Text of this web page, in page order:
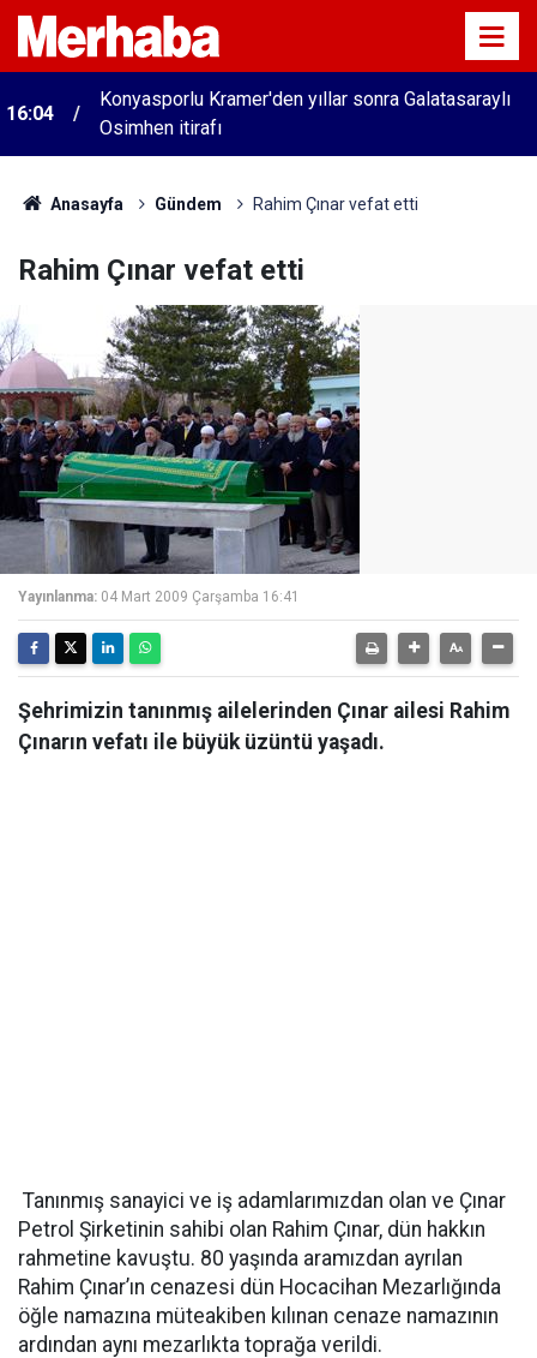
16:04
Konyasporlu Kramer'den yıllar sonra Galatasaraylı
Osimhen itirafı
Anasayfa Gündem Rahim Çınar vefat etti
Rahim Çınar vefat etti
Yayınlanma: 04 Mart 2009 Çarşamba 16:41
Şehrimizin tanınmış ailelerinden Çınar ailesi Rahim
Çınarın vefatı ile büyük üzüntü yaşadı.
Tanınmış sanayici ve iş adamlarımızdan olan ve Çınar
Petrol Şirketinin sahibi olan Rahim Çınar, dün hakkın
rahmetine kavuştu. 80 yaşında aramızdan ayrılan
Rahim Çınar’ın cenazesi dün Hocacihan Mezarlığında
öğle namazına müteakiben kılınan cenaze namazının
ardından aynı mezarlıkta toprağa verildi.